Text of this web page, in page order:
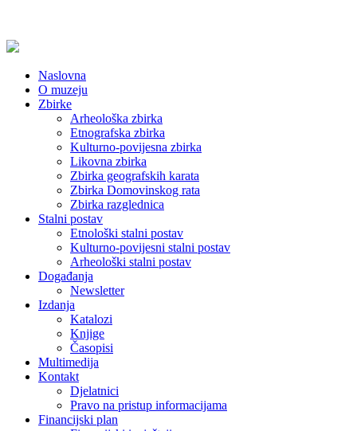
Naslovna
O muzeju
Zbirke
Arheološka zbirka
Etnografska zbirka
Kulturno-povijesna zbirka
Likovna zbirka
Zbirka geografskih karata
Zbirka Domovinskog rata
Zbirka razglednica
Stalni postav
Etnološki stalni postav
Kulturno-povijesni stalni postav
Arheološki stalni postav
Događanja
Newsletter
Izdanja
Katalozi
Knjige
Časopisi
Multimedija
Kontakt
Djelatnici
Pravo na pristup informacijama
Financijski plan